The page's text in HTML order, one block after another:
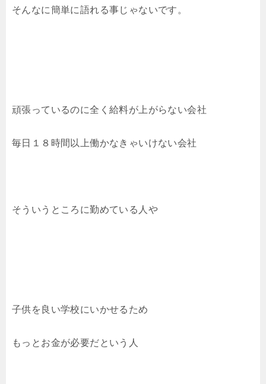
そんなに簡単に語れる事じゃないです。
頑張っているのに全く給料が上がらない会社
毎日１８時間以上働かなきゃいけない会社
そういうところに勤めている人や
子供を良い学校にいかせるため
もっとお金が必要だという人